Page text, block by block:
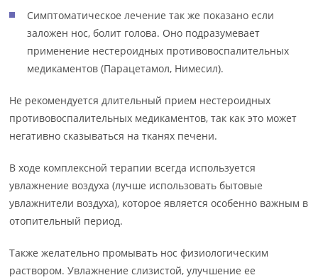
Симптоматическое лечение так же показано если
заложен нос, болит голова. Оно подразумевает
применение нестероидных противовоспалительных
медикаментов (Парацетамол, Нимесил).
Не рекомендуется длительный прием нестероидных
противовоспалительных медикаментов, так как это может
негативно сказываться на тканях печени.
В ходе комплексной терапии всегда используется
увлажнение воздуха (лучше использовать бытовые
увлажнители воздуха), которое является особенно важным в
отопительный период.
Также желательно промывать нос физиологическим
раствором. Увлажнение слизистой, улучшение ее